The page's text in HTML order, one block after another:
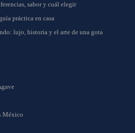
sabor y cuál elegir
práctica en casa
lujo, historia y el arte de una gota
México